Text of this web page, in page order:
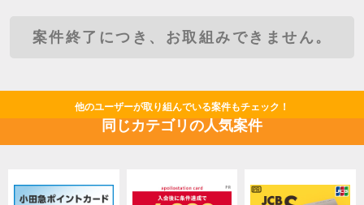
案件終了につき、お取組みできません。
他のユーザーが取り組んでいる案件もチェック！
同じカテゴリの人気案件